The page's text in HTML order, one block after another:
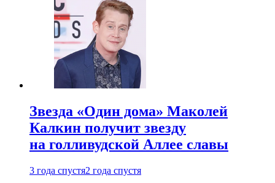
Звезда «Один дома» Маколей
Калкин получит звезду
на голливудской Аллее славы
3 года спустя2 года спустя